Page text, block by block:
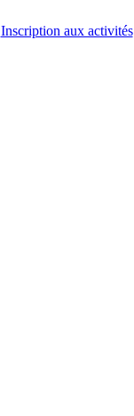
Inscription aux activités